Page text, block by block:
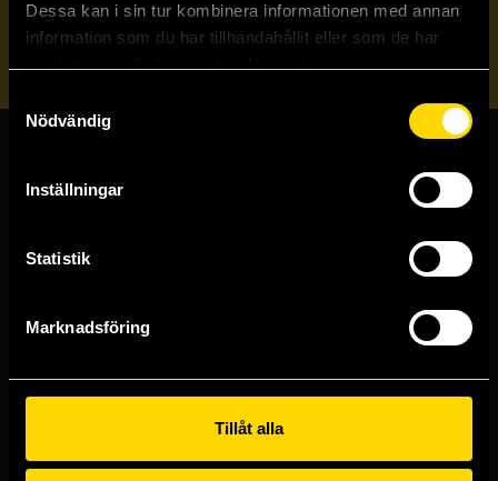
Dessa kan i sin tur kombinera informationen med annan
information som du har tillhandahållit eller som de har
Nödvändig
Inställningar
Statistik
Marknadsföring
Tillåt alla
Skicka
Butiker & kundtjänst
Västerlånggatan 48
Göteborgsbutiken
Kungsgatan 19
Malmöbutiken